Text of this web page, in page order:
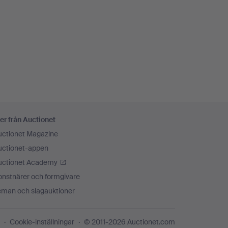
från Auctionet
Magazine
appen
Academy
och formgivare
och slagauktioner
Cookie-inställningar © 2011-2026 Auctionet.com